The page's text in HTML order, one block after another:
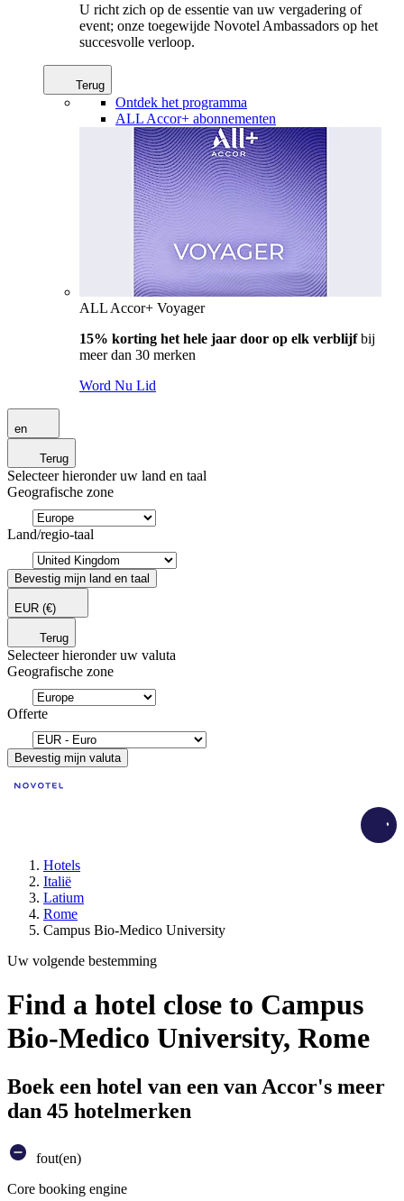
U richt zich op de essentie van uw vergadering of
event; onze toegewijde Novotel Ambassadors op het
succesvolle verloop.
Terug
Ontdek het programma
ALL Accor+ abonnementen
ALL Accor+ Voyager
15% korting het hele jaar door op elk verblijfbij
meer dan 30 merken
Word Nu Lid
en
Terug
Selecteer hieronder uw land en taal
Geografische zone
Land/regio-taal
Bevestig mijn land en taal
EUR (€)
Terug
Selecteer hieronder uw valuta
Geografische zone
Offerte
Bevestig mijn valuta
Hotels
Italië
Latium
Rome
Campus Bio-Medico University
Uw volgende bestemming
Find a hotel close to Campus
Bio-Medico University, Rome
Boek een hotel van een van Accor's meer
dan 45 hotelmerken
fout(en)
Core booking engine